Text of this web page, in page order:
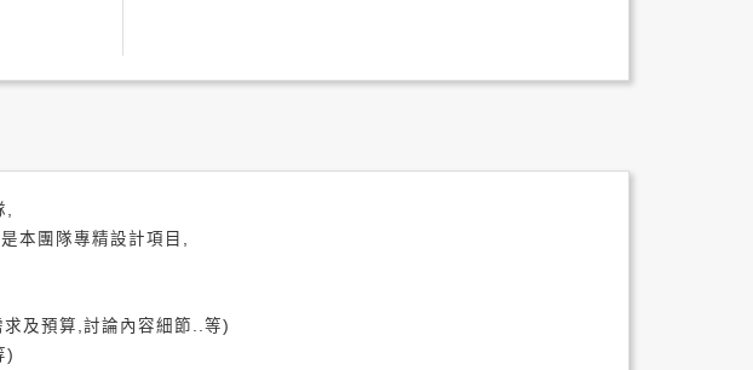
,
本團隊專精設計項目,
及預算,討論內容細節..等)
)